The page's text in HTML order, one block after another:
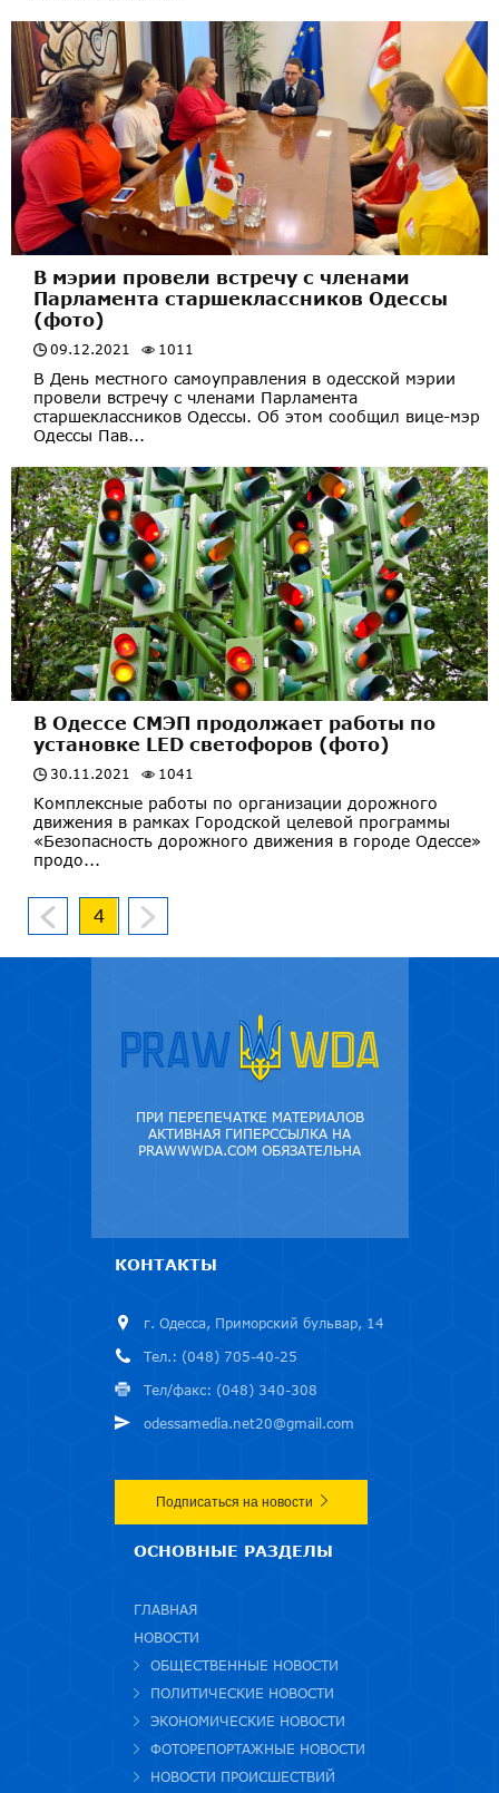
В мэрии провели встречу с членами
Парламента старшеклассников Одессы
(фото)
09.12.2021 1011
В День местного самоуправления в одесской мэрии
провели встречу с членами Парламента
старшеклассников Одессы. Об этом сообщил вице-мэр
Одессы Пав...
В Одессе СМЭП продолжает работы по
установке LED светофоров (фото)
30.11.2021 1041
Комплексные работы по организации дорожного
движения в рамках Городской целевой программы
«Безопасность дорожного движения в городе Одессе»
продо...
4
ПРИ ПЕРЕПЕЧАТКЕ МАТЕРИАЛОВ
АКТИВНАЯ ГИПЕРССЫЛКА НА
PRAWWWDA.COM ОБЯЗАТЕЛЬНА
КОНТАКТЫ
г. Одесса, Приморский бульвар, 14
Тел.: (048) 705-40-25
Тел/факс: (048) 340-308
odessamedia.net20@gmail.com
Подписаться на новости
ОСНОВНЫЕ РАЗДЕЛЫ
ГЛАВНАЯ
НОВОСТИ
ОБЩЕСТВЕННЫЕ НОВОСТИ
ПОЛИТИЧЕСКИЕ НОВОСТИ
ЭКОНОМИЧЕСКИЕ НОВОСТИ
ФОТОРЕПОРТАЖНЫЕ НОВОСТИ
НОВОСТИ ПРОИСШЕСТВИЙ